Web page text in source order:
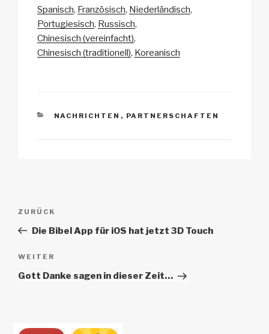
y
Li
n
e
b
o
s
A
p
h
Spanisch Französisch Niederländisch
Portugiesisch Russisch
Chinesisch (vereinfacht)
Chinesisch (traditionell) Koreanisch
KATEGORIEN
NACHRICHTEN , PARTNERSCHAFTEN
Beitrags-
Vorheriger
Beitrag
ZURÜCK
Die Bibel App für iOS hat jetzt 3D Touch
Nächster
Beitrag
WEITER
Gott Danke sagen in dieser Zeit…